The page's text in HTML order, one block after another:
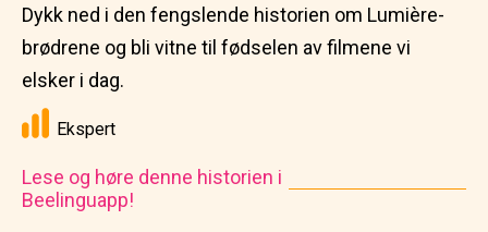
Dykk ned i den fengslende historien om Lumière-
brødrene og bli vitne til fødselen av filmene vi
elsker i dag.
Ekspert
Lese og høre denne historien i
Beelinguapp!